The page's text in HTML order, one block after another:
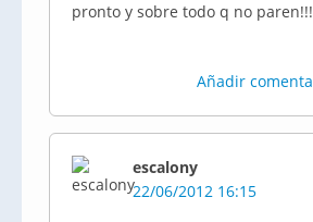
pronto y sobre todo q no paren!!!
Añadir
escalony
22/06/2012 16:15